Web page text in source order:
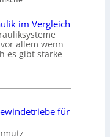
im Vergleich
allem wenn
es gibt starke
für